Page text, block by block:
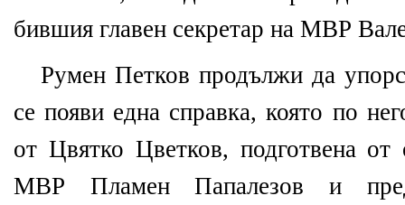
бившия главен секретар на МВР
Румен Петков продължи да
се появи една справка, която по
от Цвятко Цветков, подготвена
МВР Пламен Папалезов и